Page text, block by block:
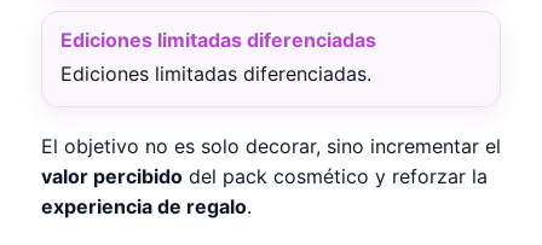
Ediciones limitadas diferenciadas
Ediciones limitadas diferenciadas.
El objetivo no es solo decorar, sino incrementar el
valor percibido del pack cosmético y reforzar la
experiencia de regalo.